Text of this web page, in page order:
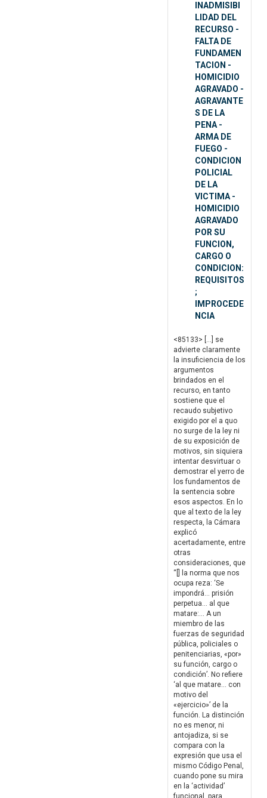
INADMISIBI
LIDAD DEL
RECURSO -
FALTA DE
FUNDAMEN
TACION -
HOMICIDIO
AGRAVADO -
AGRAVANTE
S DE LA
PENA -
ARMA DE
FUEGO -
CONDICION
POLICIAL
DE LA
VICTIMA -
HOMICIDIO
AGRAVADO
POR SU
FUNCION,
CARGO O
CONDICION:
REQUISITOS
;
IMPROCEDE
NCIA
<85133> […] se
advierte claramente
la insuficiencia de los
argumentos
brindados en el
recurso, en tanto
sostiene que el
recaudo subjetivo
exigido por el a quo
no surge de la ley ni
de su exposición de
motivos, sin siquiera
intentar desvirtuar o
demostrar el yerro de
los fundamentos de
la sentencia sobre
esos aspectos. En lo
que al texto de la ley
respecta, la Cámara
explicó
acertadamente, entre
otras
consideraciones, que
“[] la norma que nos
ocupa reza: ‘Se
impondrá… prisión
perpetua… al que
matare:… A un
miembro de las
fuerzas de seguridad
pública, policiales o
penitenciarias, «por»
su función, cargo o
condición’. No refiere
‘al que matare… con
motivo del
«ejercicio»’ de la
función. La distinción
no es menor, ni
antojadiza, si se
compara con la
expresión que usa el
mismo Código Penal,
cuando pone su mira
en la ‘actividad’